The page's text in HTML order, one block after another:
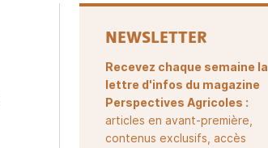
NEWSLETTER
Recevez chaque semaine la
lettre d'infos du magazine
Perspectives Agricoles :
articles en avant-première,
contenus exclusifs, accès